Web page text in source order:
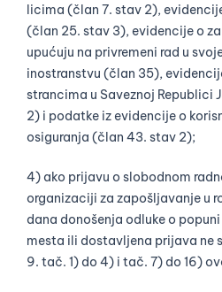
licima (član 7. stav 2),
(član 25. stav 3), evidencije o
upućuju na privremeni rad u
inostranstvu (član 35),
strancima u Saveznoj
2) i podatke iz evidencije o
osiguranja (član 43. stav 2);
4) ako prijavu o slobodnom
organizaciji za zapošljavanje u
dana donošenja odluke o
mesta ili dostavljena prijava ne
9. tač. 1) do 4) i tač. 7) do 16)